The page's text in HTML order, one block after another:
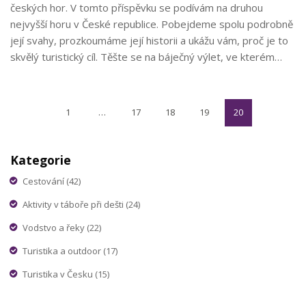
českých hor. V tomto příspěvku se podívám na druhou
nejvyšší horu v České republice. Pobejdeme spolu podrobně
její svahy, prozkoumáme její historii a ukážu vám, proč je to
skvělý turistický cíl. Těšte se na báječný výlet, ve kterém
1 … 17 18 19 20
Kategorie
Cestování (42)
Aktivity v táboře při dešti (24)
Vodstvo a řeky (22)
Turistika a outdoor (17)
Turistika v Česku (15)